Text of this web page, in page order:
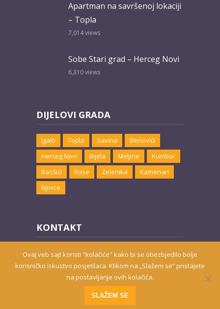
Apartman na savršenoj lokaciji
– Topla
7,014views
Sobe Stari grad – Herceg Novi
6,310views
DIJELOVI GRADA
Igalo Topla Savina
Đenovići
Herceg Novi
Bijela Meljine
Kumbor
Baošići
Rose Zelenika
Kamenari
Njivice
KONTAKT
Email:marketing@hnsmjestaj.com
Prisutni od 2010. godine | 2019 © Smještaj u Herceg Novom
Website developed byPRO ECO
Ovaj veb sajt koristi "kolačiće" kako bi se obezbjedilo bolje
korisničko iskustvo posjetilaca. Klikom na „Slažem se“ pristajete
na postavljanje ovih kolačića.
SLAŽEM SE